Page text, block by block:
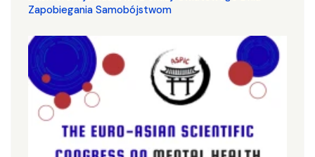
Zapobiegania Samobójstwom